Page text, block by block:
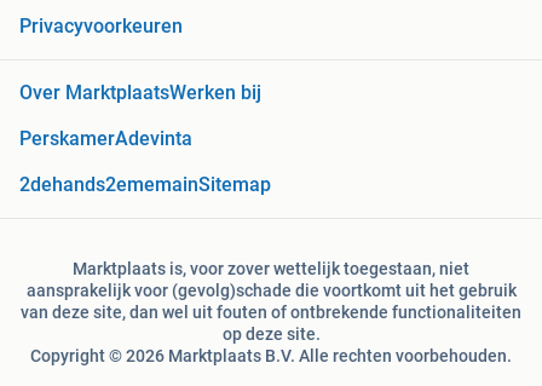
Privacyvoorkeuren
Over MarktplaatsWerken bij
PerskamerAdevinta
2dehands2ememainSitemap
Marktplaats is, voor zover wettelijk toegestaan, niet
aansprakelijk voor (gevolg)schade die voortkomt uit het gebruik
van deze site, dan wel uit fouten of ontbrekende functionaliteiten
op deze site.
Copyright © 2026 Marktplaats B.V. Alle rechten voorbehouden.